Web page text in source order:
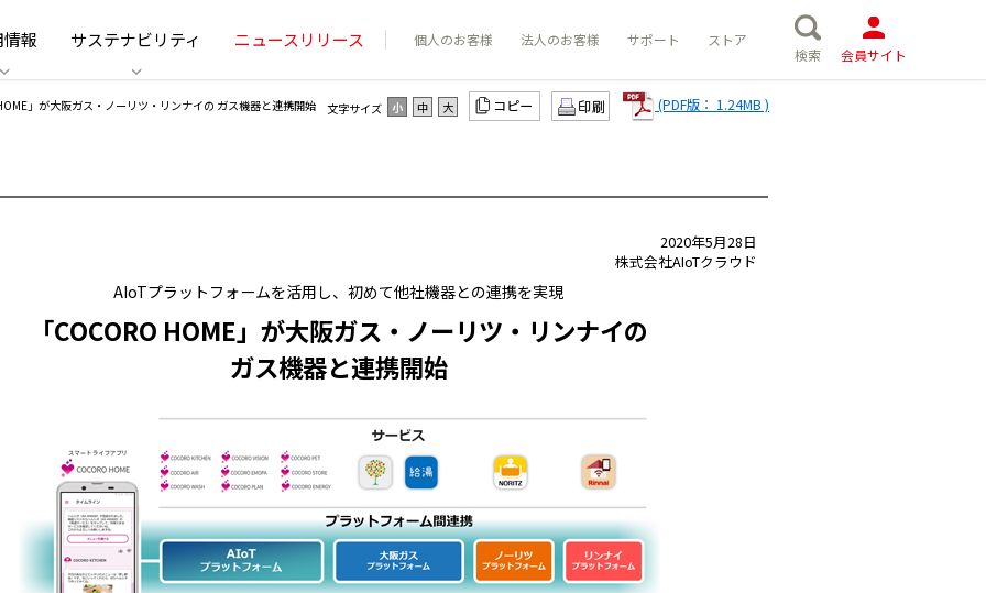
情報 サステナビリティ ニュースリリース 個人のお客様 法人のお客様 サポート
ストア
検索
会員サイト
文字サイズ 小 中 大 コピー (PDF版： 1.24MB )
」が大阪ガス・ノーリツ・リンナイの ガス機器と連携開始
2020年5月28日
株式会社AIoTクラウド
AIoTプラットフォームを活用し、初めて他社機器との連携を実現
「COCORO HOME」が大阪ガス・ノーリツ・リンナイの
ガス機器と連携開始